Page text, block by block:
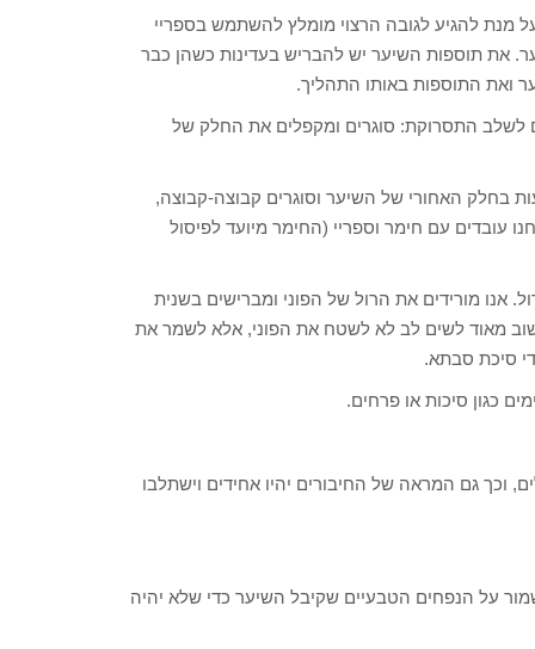
מנת להגיע לגובה הרצוי מומלץ להשתמש בספריי
את תוספות השיער יש להבריש בעדינות כשהן כבר
ואת התוספות באותו התהליך.
לשלב התסרוקת: סוגרים ומקפלים את החלק של
בחלק האחורי של השיער וסוגרים קבוצה-קבוצה,
עובדים עם חימר וספריי (החימר מיועד לפיסול
אנו מורידים את הרול של הפוני ומברישים בשנית
מאוד לשים לב לא לשטח את הפוני, אלא לשמר את
סיכת סבתא.
כגון סיכות או פרחים.
וכך גם המראה של החיבורים יהיו אחידים וישתלבו
על הנפחים הטבעיים שקיבל השיער כדי שלא יהיה